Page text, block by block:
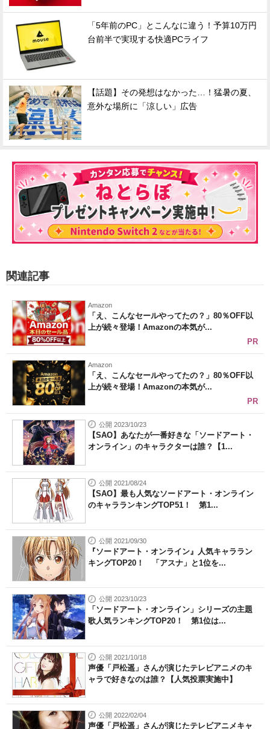
「5年前のPC」とこんなに違う！予算10万円
台前半で実現する快適PCライフ
【話題】その発想はなかった…！猛暑の夏、
意外な場所に「涼しい」広告
関連記事
Amazon
「え、こんなセールやってたの？」80％OFF以
上が続々登場！Amazonの本気が...
PR
Amazon
「え、こんなセールやってたの？」80％OFF以
上が続々登場！Amazonの本気が...
PR
公開 2023/10/23
【SAO】あなたが一番好きな「ソードアート・
オンライン」のキャラクターは誰？【1...
公開 2021/08/24
【SAO】最も人気なソードアート・オンライン
のキャラランキングTOP51！ 第1...
公開 2021/09/30
『ソードアート・オンライン』人気キャララン
キングTOP20！ 「アスナ」と1位を...
公開 2023/10/23
「ソードアート・オンライン」シリーズの主題
歌人気ランキングTOP20！ 第1位は...
公開 2021/10/18
声優「戸松遥」さんが演じたテレビアニメのキ
ャラで好きなのは誰？【人気投票実施中】
公開 2022/02/04
声優「戸松遥」さんが演じたテレビアニメキャ